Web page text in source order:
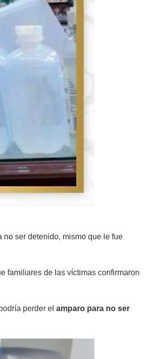
no ser detenido, mismo que le fue
familiares de las víctimas confirmaron
perder el amparo para no ser